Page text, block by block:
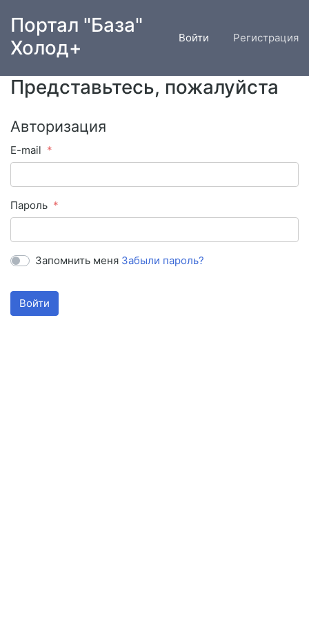
Портал "База"
Холод+
Войти Регистрация
Представьтесь, пожалуйста
Авторизация
E-mail
Пароль
Запомнить меня Забыли пароль?
Войти